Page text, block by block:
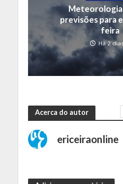
previsões para
feira
Há 2 dias
Acerca do autor
ericeiraonline